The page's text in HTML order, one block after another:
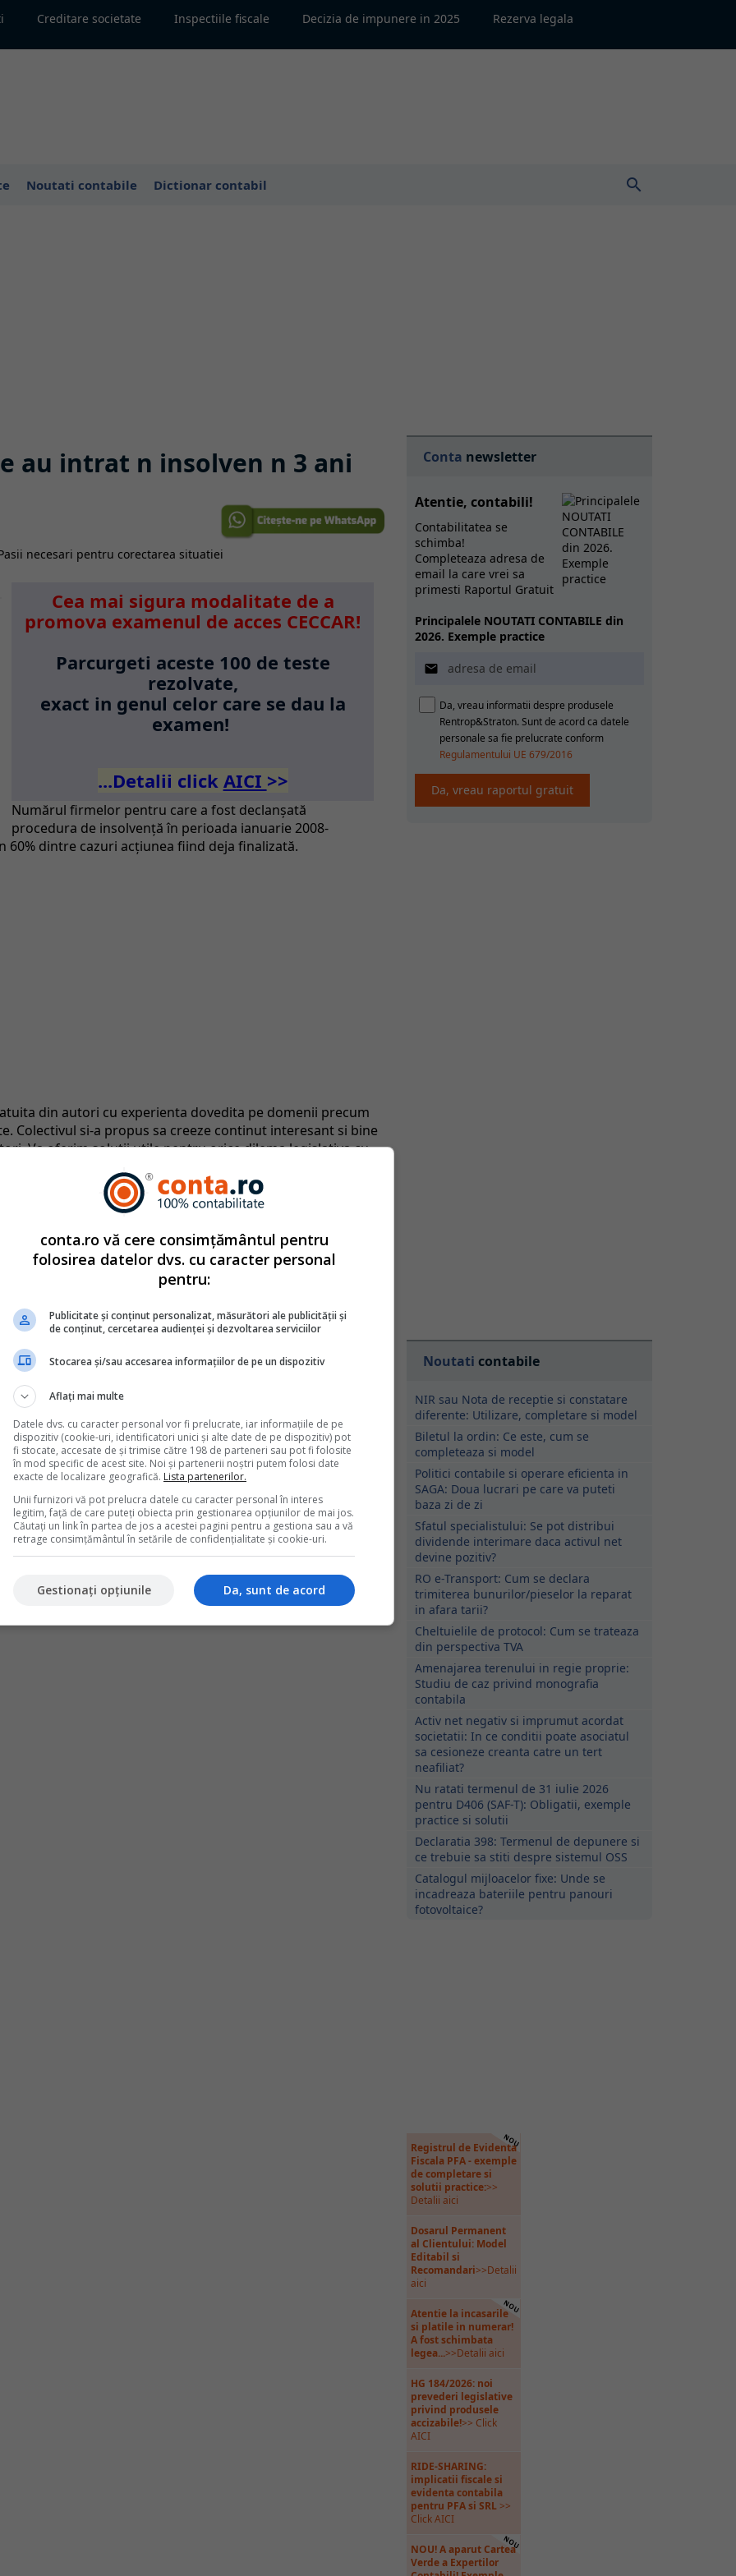
Creditare societate Inspectiile fiscale Decizia de impunere in 2025 Rezerva legala
Noutati contabile Dictionar contabil search
au intrat n insolven n 3 ani
Cea mai sigura modalitate de a
promova examenul de acces CECCAR!
Parcurgeti aceste 100 de teste
rezolvate,
exact in genul celor care se dau la
examen!
...Detalii click AICI >>
Numărul firmelor pentru care a fost declanşată
procedura de insolvenţă în perioada ianuarie 2008-
60% dintre cazuri acţiunea fiind deja finalizată.
din autori cu experienta dovedita pe domenii precum
Colectivul si-a propus sa creeze continut interesant si bine
Va oferim solutii utile pentru orice dilema legislativa cu
contabile complete
UE. Monografie contabila si tratament fiscal
Uniunii Europene implica o serie de particularitati fiscale
corect pentru a evita erori de raportare sau riscuri la un
din perspectiva TVA si a taxarii inverse, pana la inregistrarile
de nerezidenti, fiecare tranzactie necesita o analiza atenta a
florarii: vanzari, stocuri si flori degradate
contabil atent, av&acirc;nd &icirc;n vedere specificul
i diversitatea operaiunilor economice desfurate zilnic.
la v&acirc;nzrile directe si online, toate aceste operaiuni
o gestionare eficient a afacerii i respectarea obligaiilor
Conta newsletter
Atentie, contabili!
Contabilitatea se
schimba!
Completeaza adresa de
email la care vrei sa
primesti Raportul Gratuit
Principalele NOUTATI CONTABILE din
2026. Exemple practice

Da, vreau informatii despre produsele
Rentrop&Straton. Sunt de acord ca datele
personale sa fie prelucrate conform
Regulamentului UE 679/2016
Noutati contabile
NIR sau Nota de receptie si constatare
diferente: Utilizare, completare si model
Biletul la ordin: Ce este, cum se
completeaza si model
Politici contabile si operare eficienta in
SAGA: Doua lucrari pe care va puteti
baza zi de zi
Sfatul specialistului: Se pot distribui
dividende interimare daca activul net
devine pozitiv?
RO e-Transport: Cum se declara
trimiterea bunurilor/pieselor la reparat
in afara tarii?
Cheltuielile de protocol: Cum se trateaza
din perspectiva TVA
Amenajarea terenului in regie proprie:
Studiu de caz privind monografia
contabila
Activ net negativ si imprumut acordat
societatii: In ce conditii poate asociatul
sa cesioneze creanta catre un tert
neafiliat?
Nu ratati termenul de 31 iulie 2026
pentru D406 (SAF-T): Obligatii, exemple
practice si solutii
Declaratia 398: Termenul de depunere si
ce trebuie sa stiti despre sistemul OSS
Catalogul mijloacelor fixe: Unde se
incadreaza bateriile pentru panouri
fotovoltaice?
Registrul de Evidenta
Fiscala PFA - exemple
de completare si
solutii practice:>>
Detalii aici
Dosarul Permanent
al Clientului: Model
Editabil si
Recomandari>>Detalii
aici
Atentie la incasarile
si platile in numerar!
A fost schimbata
legea...>>Detalii aici
HG 184/2026: noi
prevederi legislative
privind produsele
accizabile!>> Click
AICI
RIDE-SHARING:
implicatii fiscale si
evidenta contabila
pentru PFA si SRL>>
Click AICI
NOU! A aparut Cartea
Verde a Expertilor
conta.ro vă cere consimțământul pentru
folosirea datelor dvs. cu caracter personal
pentru:
Publicitate și conținut personalizat, măsurători ale publicității și
de conținut, cercetarea audienței și dezvoltarea serviciilor
Stocarea și/sau accesarea informațiilor de pe un dispozitiv
Aflați mai multe
Datele dvs. cu caracter personal vor fi prelucrate, iar informațiile de pe
dispozitiv (cookie-uri, identificatori unici și alte date de pe dispozitiv) pot
fi stocate, accesate de și trimise către 198 de parteneri sau pot fi folosite
în mod specific de acest site. Noi și partenerii noștri putem folosi date
exacte de localizare geografică. Lista partenerilor.
Unii furnizori vă pot prelucra datele cu caracter personal în interes
legitim, față de care puteți obiecta prin gestionarea opțiunilor de mai jos.
Căutați un link în partea de jos a acestei pagini pentru a gestiona sau a vă
retrage consimțământul în setările de confidențialitate și cookie-uri.
Da, sunt de acord
Gestionați opțiunile